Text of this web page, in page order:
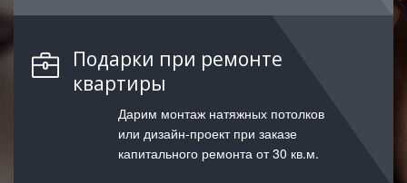
Подарки при ремонте
квартиры
Дарим монтаж натяжных потолков
или дизайн-проект при заказе
капитального ремонта от 30 кв.м.